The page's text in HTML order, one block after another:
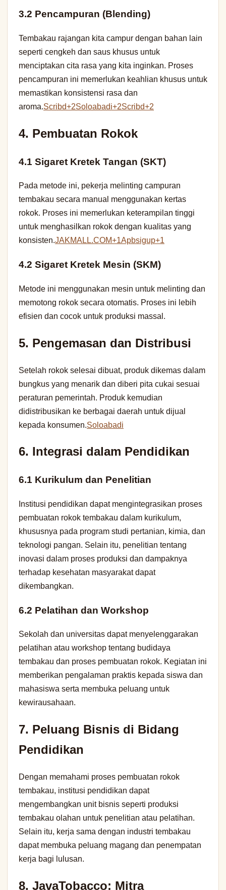
3.2 Pencampuran (Blending)
Tembakau rajangan kita campur dengan bahan lain
seperti cengkeh dan saus khusus untuk
menciptakan cita rasa yang kita inginkan. Proses
pencampuran ini memerlukan keahlian khusus untuk
memastikan konsistensi rasa dan
aroma.Scribd+2Soloabadi+2Scribd+2
4. Pembuatan Rokok
4.1 Sigaret Kretek Tangan (SKT)
Pada metode ini, pekerja melinting campuran
tembakau secara manual menggunakan kertas
rokok. Proses ini memerlukan keterampilan tinggi
untuk menghasilkan rokok dengan kualitas yang
konsisten.JAKMALL.COM+1Apbsigup+1
4.2 Sigaret Kretek Mesin (SKM)
Metode ini menggunakan mesin untuk melinting dan
memotong rokok secara otomatis. Proses ini lebih
efisien dan cocok untuk produksi massal.
5. Pengemasan dan Distribusi
Setelah rokok selesai dibuat, produk dikemas dalam
bungkus yang menarik dan diberi pita cukai sesuai
peraturan pemerintah. Produk kemudian
didistribusikan ke berbagai daerah untuk dijual
kepada konsumen.Soloabadi
6. Integrasi dalam Pendidikan
6.1 Kurikulum dan Penelitian
Institusi pendidikan dapat mengintegrasikan proses
pembuatan rokok tembakau dalam kurikulum,
khususnya pada program studi pertanian, kimia, dan
teknologi pangan. Selain itu, penelitian tentang
inovasi dalam proses produksi dan dampaknya
terhadap kesehatan masyarakat dapat
dikembangkan.
6.2 Pelatihan dan Workshop
Sekolah dan universitas dapat menyelenggarakan
pelatihan atau workshop tentang budidaya
tembakau dan proses pembuatan rokok. Kegiatan ini
memberikan pengalaman praktis kepada siswa dan
mahasiswa serta membuka peluang untuk
kewirausahaan.
7. Peluang Bisnis di Bidang
Pendidikan
Dengan memahami proses pembuatan rokok
tembakau, institusi pendidikan dapat
mengembangkan unit bisnis seperti produksi
tembakau olahan untuk penelitian atau pelatihan.
Selain itu, kerja sama dengan industri tembakau
dapat membuka peluang magang dan penempatan
kerja bagi lulusan.
8. JavaTobacco: Mitra